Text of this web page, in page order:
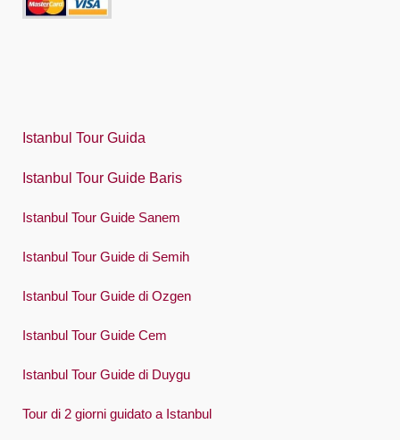
Italiano
Русский
Español
Swedish
Türkçe
Istanbul Tour Guida
Istanbul Tour Guide Baris
Istanbul Tour Guide Sanem
Istanbul Tour Guide di Semih
Istanbul Tour Guide di Ozgen
Istanbul Tour Guide Cem
Istanbul Tour Guide di Duygu
Tour di 2 giorni guidato a Istanbul